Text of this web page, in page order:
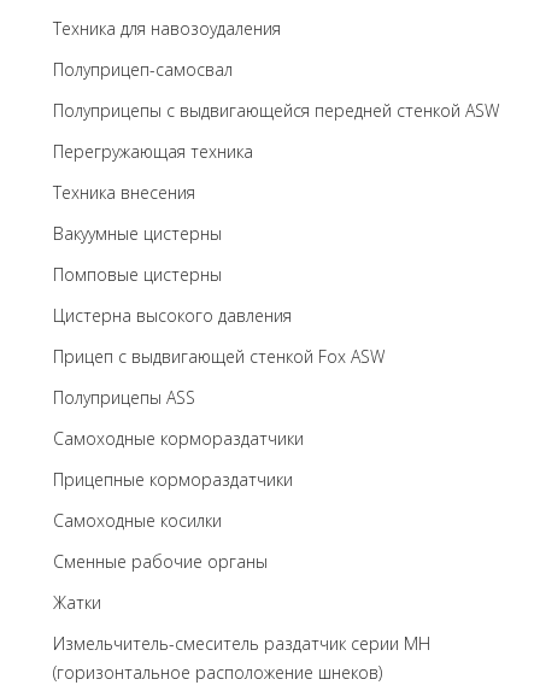
Техника для навозоудаления
Полуприцеп-самосвал
Полуприцепы с выдвигающейся передней стенкой ASW
Перегружающая техника
Техника внесения
Вакуумные цистерны
Помповые цистерны
Цистерна высокого давления
Прицеп с выдвигающей стенкой Fox ASW
Полуприцепы ASS
Самоходные кормораздатчики
Прицепные кормораздатчики
Самоходные косилки
Сменные рабочие органы
Жатки
Измельчитель-смеситель раздатчик серии MH
(горизонтальное расположение шнеков)